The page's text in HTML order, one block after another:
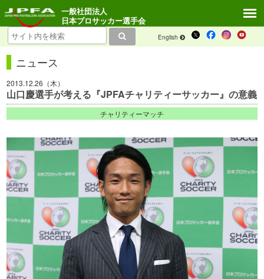
English
一般社団法人
日本プロサッカー選手会
ニュース
2013.12.26（木）
山口慶選手が考える『JPFAチャリティーサッカー』の意義
チャリティーマッチ